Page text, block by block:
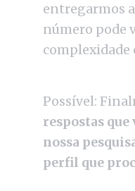
entregarmos
número pode
complexidade
Possível:
respostas
nossa
perfil que